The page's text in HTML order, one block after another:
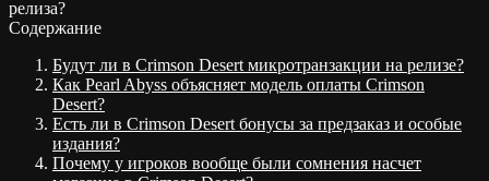
релиза?
Содержание
Будут ли в Crimson Desert микротранзакции на релизе?
Как Pearl Abyss объясняет модель оплаты Crimson
Desert?
Есть ли в Crimson Desert бонусы за предзаказ и особые
издания?
Почему у игроков вообще были сомнения насчет